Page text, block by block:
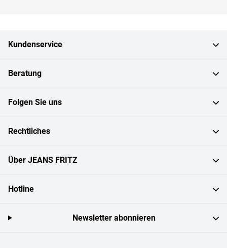
Kundenservice
Beratung
Folgen Sie uns
Rechtliches
Über JEANS FRITZ
Hotline
Newsletter abonnieren